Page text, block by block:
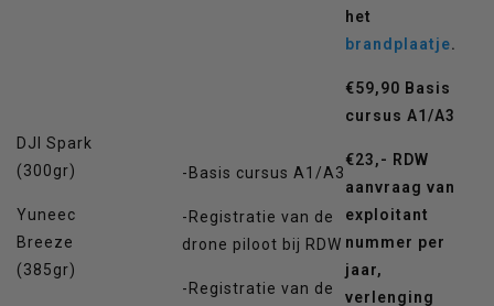
het
brandplaatje.
DJI Spark
(300gr)
Yuneec
Breeze
(385gr)
-Basis cursus A1/A3
-Registratie van de
drone piloot bij RDW
-Registratie van de
€59,90 Basis
cursus A1/A3
€23,- RDW
aanvraag van
exploitant
nummer per
jaar,
verlenging